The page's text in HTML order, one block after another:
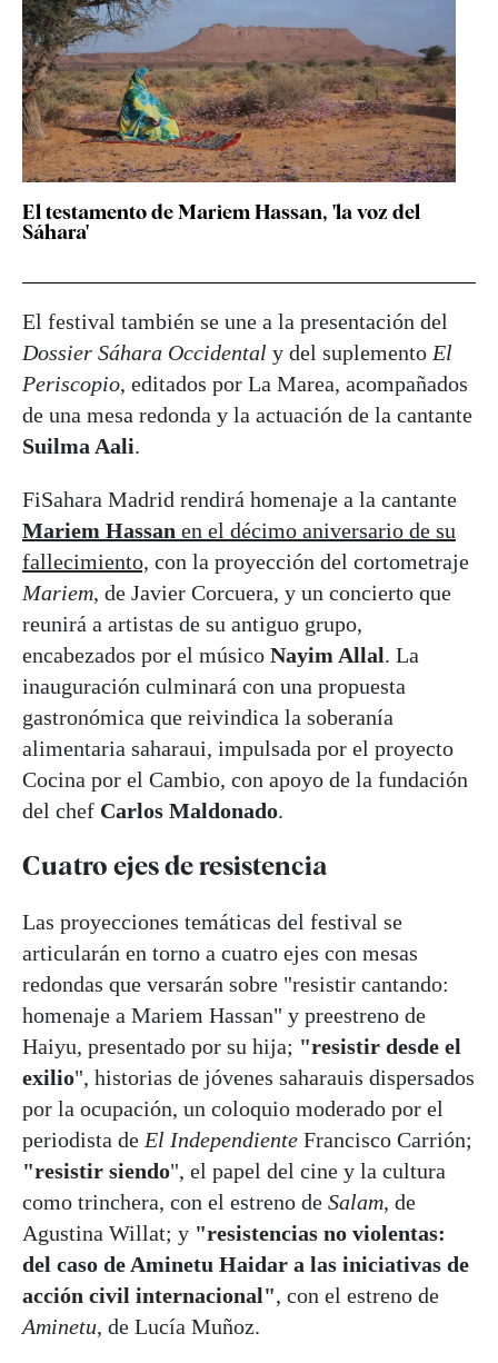
El testamento de Mariem Hassan, 'la voz del
Sáhara'
El festival también se une a la presentación del
Dossier Sáhara Occidental y del suplemento El
Periscopio, editados por La Marea, acompañados
de una mesa redonda y la actuación de la cantante
Suilma Aali.
FiSahara Madrid rendirá homenaje a la cantante
Mariem Hassan en el décimo aniversario de su
fallecimiento, con la proyección del cortometraje
Mariem, de Javier Corcuera, y un concierto que
reunirá a artistas de su antiguo grupo,
encabezados por el músico Nayim Allal. La
inauguración culminará con una propuesta
gastronómica que reivindica la soberanía
alimentaria saharaui, impulsada por el proyecto
Cocina por el Cambio, con apoyo de la fundación
del chef Carlos Maldonado.
Cuatro ejes de resistencia
Las proyecciones temáticas del festival se
articularán en torno a cuatro ejes con mesas
redondas que versarán sobre "resistir cantando:
homenaje a Mariem Hassan" y preestreno de
Haiyu, presentado por su hija; "resistir desde el
exilio", historias de jóvenes saharauis dispersados
por la ocupación, un coloquio moderado por el
periodista de El Independiente Francisco Carrión;
"resistir siendo", el papel del cine y la cultura
como trinchera, con el estreno de Salam, de
Agustina Willat; y "resistencias no violentas:
del caso de Aminetu Haidar a las iniciativas de
acción civil internacional", con el estreno de
Aminetu, de Lucía Muñoz.